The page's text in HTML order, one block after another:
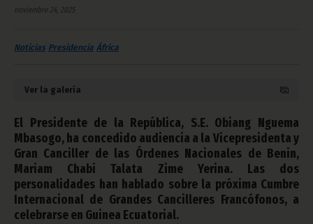
noviembre 24, 2025
Noticias Presidencia África
Ver la galería
El Presidente de la República, S.E. Obiang Nguema
Mbasogo, ha concedido audiencia a la Vicepresidenta y
Gran Canciller de las Órdenes Nacionales de Benin,
Mariam Chabi Talata Zime Yerina. Las dos
personalidades han hablado sobre la próxima Cumbre
Internacional de Grandes Cancilleres Francófonos, a
celebrarse en Guinea Ecuatorial.